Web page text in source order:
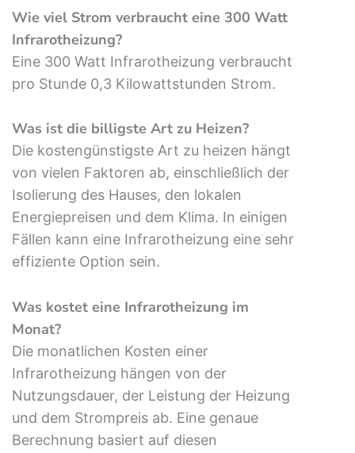
Wie viel Strom verbraucht eine 300 Watt
Infrarotheizung?
Eine 300 Watt Infrarotheizung verbraucht
pro Stunde 0,3 Kilowattstunden Strom.
Was ist die billigste Art zu Heizen?
Die kostengünstigste Art zu heizen hängt
von vielen Faktoren ab, einschließlich der
Isolierung des Hauses, den lokalen
Energiepreisen und dem Klima. In einigen
Fällen kann eine Infrarotheizung eine sehr
effiziente Option sein.
Was kostet eine Infrarotheizung im
Monat?
Die monatlichen Kosten einer
Infrarotheizung hängen von der
Nutzungsdauer, der Leistung der Heizung
und dem Strompreis ab. Eine genaue
Berechnung basiert auf diesen